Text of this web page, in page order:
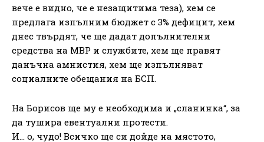
вече е видно, че е незащитима теза), хем се
предлага изпълним бюджет с 3% дефицит, хем
днес твърдят, че ще дадат допълнителни
средства на МВР и службите, хем ще правят
данъчна амнистия, хем ще изпълняват
социалните обещания на БСП.
На Борисов ще му е необходима и „сланинка“, за
да тушира евентуални протести.
И… о, чудо! Всичко ще си дойде на мястото,